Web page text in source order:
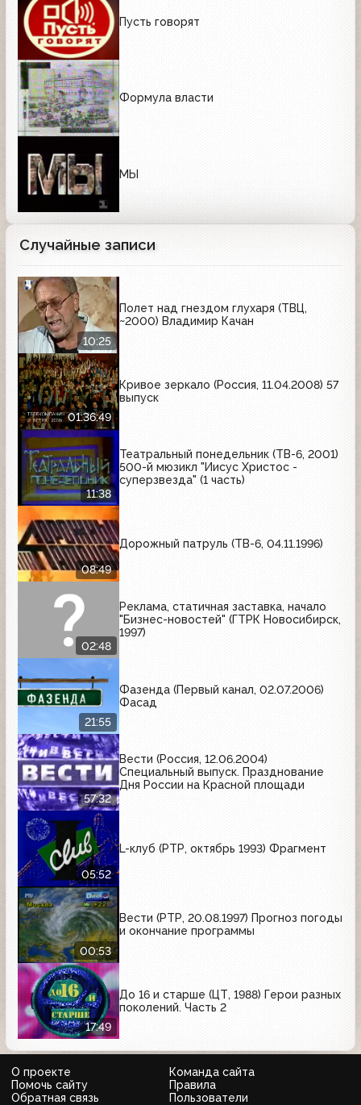
Пусть говорят
Формула власти
МЫ
Случайные записи
10:25
Полет над гнездом глухаря (ТВЦ,
~2000) Владимир Качан
01:36:49
Кривое зеркало (Россия, 11.04.2008) 57
выпуск
11:38
Театральный понедельник (ТВ-6, 2001)
500-й мюзикл "Иисус Христос -
суперзвезда" (1 часть)
08:49
Дорожный патруль (ТВ-6, 04.11.1996)
02:48
Реклама, статичная заставка, начало
"Бизнес-новостей" (ГТРК Новосибирск,
1997)
21:55
Фазенда (Первый канал, 02.07.2006)
Фасад
57:32
Вести (Россия, 12.06.2004)
Специальный выпуск. Празднование
Дня России на Красной площади
05:52
L-клуб (РТР, октябрь 1993) Фрагмент
00:53
Вести (РТР, 20.08.1997) Прогноз погоды
и окончание программы
17:49
До 16 и старше (ЦТ, 1988) Герои разных
поколений. Часть 2
О проекте
Команда сайта
Помочь сайту
Правила
Обратная связь
Пользователи